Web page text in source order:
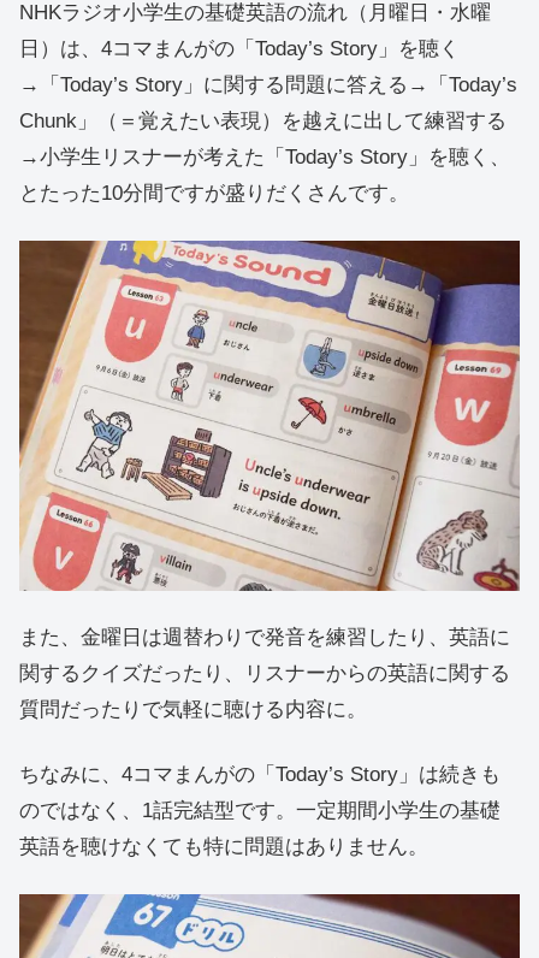
NHKラジオ小学生の基礎英語の流れ（月曜日・水曜
日）は、4コマまんがの「Today’s Story」を聴く
→「Today’s Story」に関する問題に答える→「Today’s
Chunk」（＝覚えたい表現）を越えに出して練習する
→小学生リスナーが考えた「Today’s Story」を聴く、
とたった10分間ですが盛りだくさんです。
また、金曜日は週替わりで発音を練習したり、英語に
関するクイズだったり、リスナーからの英語に関する
質問だったりで気軽に聴ける内容に。
ちなみに、4コマまんがの「Today’s Story」は続きも
のではなく、1話完結型です。一定期間小学生の基礎
英語を聴けなくても特に問題はありません。